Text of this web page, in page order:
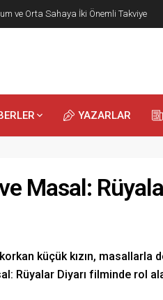
Jandarma Mesleği TanıtıldıGRAM ALTIN
6.495,07
YAZARLAR
Masal:
küçük kızın, masallarla
Rüyalar Diyarı filminde rol